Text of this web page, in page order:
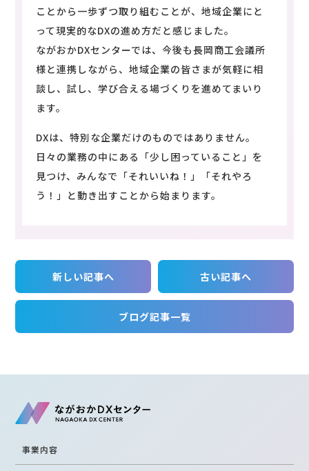
ことから一歩ずつ取り組むことが、地域企業にと
って現実的なDXの進め方だと感じました。
ながおかDXセンターでは、今後も長岡商工会議所
様と連携しながら、地域企業の皆さまが気軽に相
談し、試し、学び合える場づくりを進めてまいり
ます。
DXは、特別な企業だけのものではありません。
日々の業務の中にある「少し困っていること」を
見つけ、みんなで「それいいね！」「それやろ
う！」と動き出すことから始まります。
新しい記事へ
ブログ記事一覧
古い記事へ
事業内容